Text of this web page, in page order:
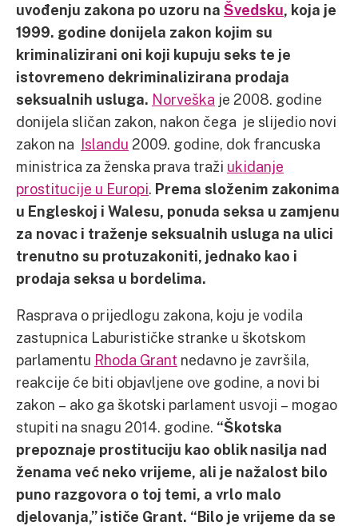
uvođenju zakona po uzoru na Švedsku, koja je
1999. godine donijela zakon kojim su
kriminalizirani oni koji kupuju seks te je
istovremeno dekriminalizirana prodaja
seksualnih usluga. Norveška je 2008. godine
donijela sličan zakon, nakon čega je slijedio novi
zakon na Islandu 2009. godine, dok francuska
ministrica za ženska prava traži ukidanje
prostitucije u Europi. Prema složenim zakonima
u Engleskoj i Walesu, ponuda seksa u zamjenu
za novac i traženje seksualnih usluga na ulici
trenutno su protuzakoniti, jednako kao i
prodaja seksa u bordelima.
Rasprava o prijedlogu zakona, koju je vodila
zastupnica Laburističke stranke u škotskom
parlamentu Rhoda Grant nedavno je završila,
reakcije će biti objavljene ove godine, a novi bi
zakon – ako ga škotski parlament usvoji – mogao
stupiti na snagu 2014. godine. “Škotska
prepoznaje prostituciju kao oblik nasilja nad
ženama već neko vrijeme, ali je nažalost bilo
puno razgovora o toj temi, a vrlo malo
djelovanja,” ističe Grant. “Bilo je vrijeme da se